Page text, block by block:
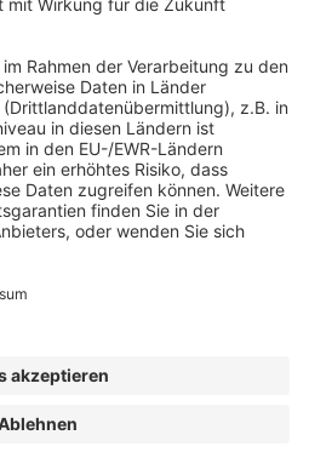
Probeheft anfordern
2025 Quartier